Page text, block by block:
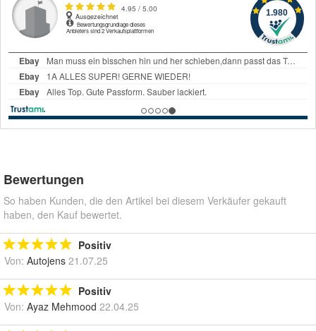
Bewertungen
So haben Kunden, die den Artikel bei diesem Verkäufer gekauft
haben, den Kauf bewertet.
Positiv
Von: Autojens 21.07.25
Positiv
Von: Ayaz Mehmood 22.04.25